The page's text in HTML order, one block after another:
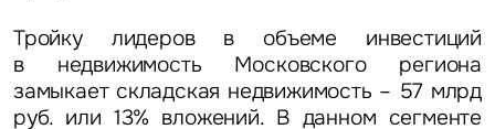
Тройку лидеров в объеме инвестиций
в недвижимость Московского региона
замыкает складская недвижимость – 57 млрд
руб. или 13% вложений. В данном сегменте